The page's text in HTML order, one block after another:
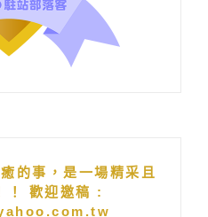
的事，是一場精采且
！ 歡迎邀稿 :